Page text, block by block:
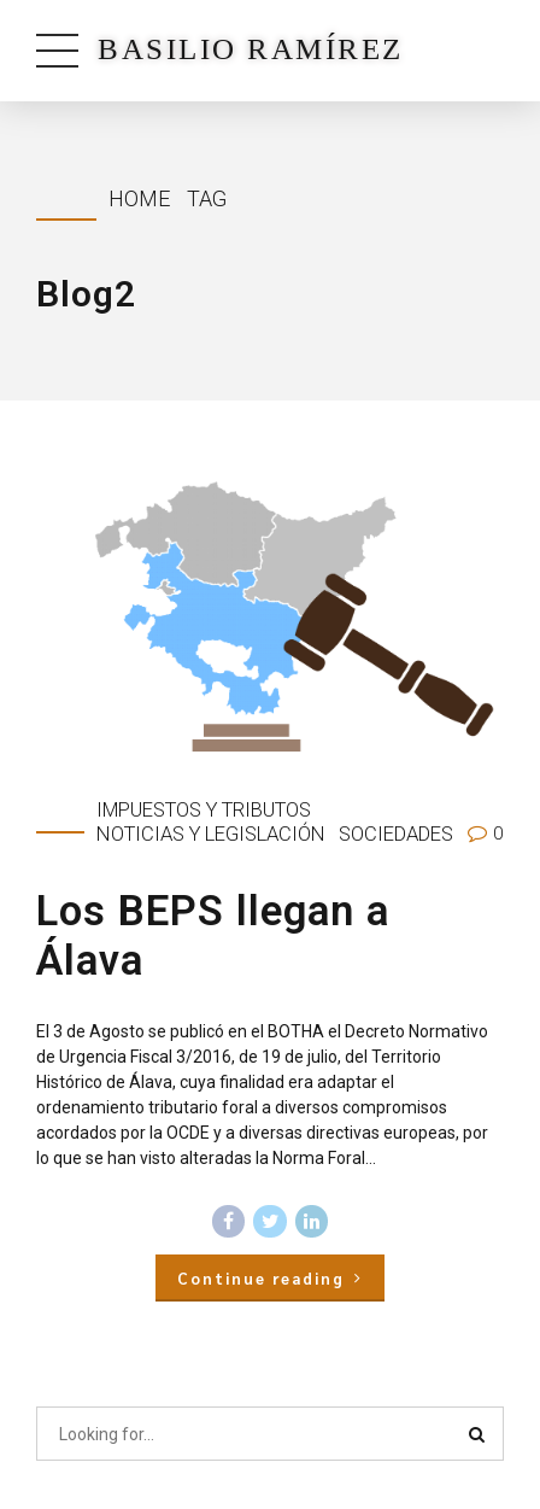
BASILIO RAMÍREZ
HOME TAG
Blog2
IMPUESTOS Y TRIBUTOS
NOTICIAS Y LEGISLACIÓN
SOCIEDADES 0
Los BEPS llegan a
Álava
El 3 de Agosto se publicó en el BOTHA el Decreto Normativo
de Urgencia Fiscal 3/2016, de 19 de julio, del Territorio
Histórico de Álava, cuya finalidad era adaptar el
ordenamiento tributario foral a diversos compromisos
acordados por la OCDE y a diversas directivas europeas, por
lo que se han visto alteradas la Norma Foral...
Continue reading